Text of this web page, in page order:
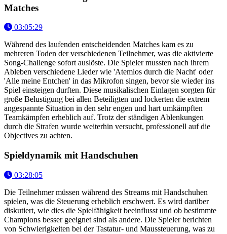
Matches
03:05:29
Während des laufenden entscheidenden Matches kam es zu
mehreren Toden der verschiedenen Teilnehmer, was die aktivierte
Song-Challenge sofort auslöste. Die Spieler mussten nach ihrem
Ableben verschiedene Lieder wie 'Atemlos durch die Nacht' oder
'Alle meine Entchen' in das Mikrofon singen, bevor sie wieder ins
Spiel einsteigen durften. Diese musikalischen Einlagen sorgten für
große Belustigung bei allen Beteiligten und lockerten die extrem
angespannte Situation in den sehr engen und hart umkämpften
Teamkämpfen erheblich auf. Trotz der ständigen Ablenkungen
durch die Strafen wurde weiterhin versucht, professionell auf die
Objectives zu achten.
Spieldynamik mit Handschuhen
03:28:05
Die Teilnehmer müssen während des Streams mit Handschuhen
spielen, was die Steuerung erheblich erschwert. Es wird darüber
diskutiert, wie dies die Spielfähigkeit beeinflusst und ob bestimmte
Champions besser geeignet sind als andere. Die Spieler berichten
von Schwierigkeiten bei der Tastatur- und Maussteuerung, was zu